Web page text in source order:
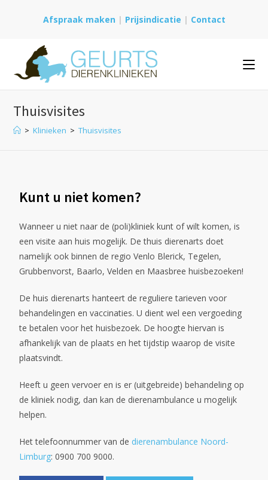
Afspraak maken | Prijsindicatie | Contact
Thuisvisites
> Klinieken > Thuisvisites
Kunt u niet komen?
Wanneer u niet naar de (poli)kliniek kunt of wilt komen, is
een visite aan huis mogelijk. De thuis dierenarts doet
namelijk ook binnen de regio Venlo Blerick, Tegelen,
Grubbenvorst, Baarlo, Velden en Maasbree huisbezoeken!
De huis dierenarts hanteert de reguliere tarieven voor
behandelingen en vaccinaties. U dient wel een vergoeding
te betalen voor het huisbezoek. De hoogte hiervan is
afhankelijk van de plaats en het tijdstip waarop de visite
plaatsvindt.
Heeft u geen vervoer en is er (uitgebreide) behandeling op
de kliniek nodig, dan kan de dierenambulance u mogelijk
helpen.
Het telefoonnummer van de dierenambulance Noord-
Limburg: 0900 700 9000.